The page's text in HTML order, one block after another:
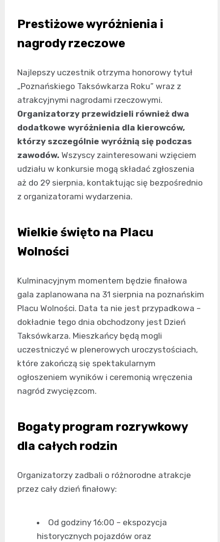
Prestiżowe wyróżnienia i
nagrody rzeczowe
Najlepszy uczestnik otrzyma honorowy tytuł
„Poznańskiego Taksówkarza Roku” wraz z
atrakcyjnymi nagrodami rzeczowymi.
Organizatorzy przewidzieli również dwa
dodatkowe wyróżnienia dla kierowców,
którzy szczególnie wyróżnią się podczas
zawodów. Wszyscy zainteresowani wzięciem
udziału w konkursie mogą składać zgłoszenia
aż do 29 sierpnia, kontaktując się bezpośrednio
z organizatorami wydarzenia.
Wielkie święto na Placu
Wolności
Kulminacyjnym momentem będzie finałowa
gala zaplanowana na 31 sierpnia na poznańskim
Placu Wolności. Data ta nie jest przypadkowa –
dokładnie tego dnia obchodzony jest Dzień
Taksówkarza. Mieszkańcy będą mogli
uczestniczyć w plenerowych uroczystościach,
które zakończą się spektakularnym
ogłoszeniem wyników i ceremonią wręczenia
nagród zwycięzcom.
Bogaty program rozrywkowy
dla całych rodzin
Organizatorzy zadbali o różnorodne atrakcje
przez cały dzień finałowy:
Od godziny 16:00 – ekspozycja
historycznych pojazdów oraz